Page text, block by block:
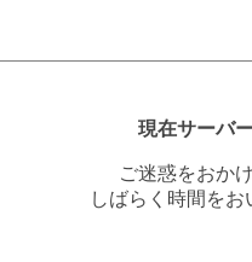
現在サーバ
ご迷惑をおか
しばらく時間を